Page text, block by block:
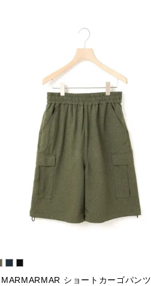
MARMARMAR ショートカーゴパンツ